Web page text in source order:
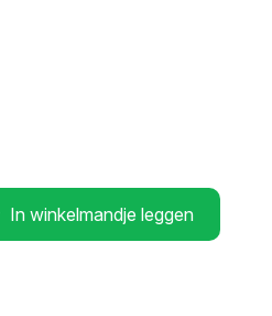
In winkelmandje leggen